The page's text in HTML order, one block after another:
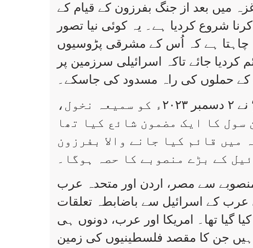
میں بعد از جنگ بفرزون کے قیام کے
شروع کردیا ہے۔ یہ کوئی نیا تصور
چاہتا ہے کہ اُس کے مشرقی پڑوسیوں
کردیا جائے تاکہ اسرائیلی سرزمین پر
کے حملوں کی راہ مسدود کی جاسکے۔
برطانوی خبر رساں ادارے ’رائٹرز‘ نے ۲ دسمبر ۲۰۲۳ء کو سمیعہ نخول،
سول کا ایک مضمون شائع کیا تھا
میں قائم کیا جانے والا بفرزون
کے بڑے منصوبے کا حصہ ہوگا۔
منصوبے سے مصر، اردن اور متحدہ عرب
عرب کے اسرائیل سے باضابطہ تعلقات
گیا تھا۔ امریکا اور عرب، دونوں ہی
جن کا مقصد فلسطینیوں کی زمین